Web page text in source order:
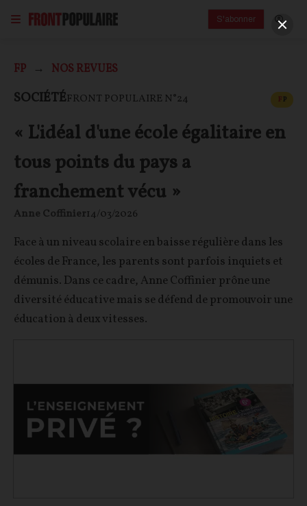
S'abonner
FP NOS REVUES
SOCIÉTÉFRONT POPULAIRE N°24 FP
« L'idéal d'une école égalitaire en
tous points du pays a
franchement vécu »
Anne Coffinier14/03/2026
Face à un niveau scolaire en baisse régulière dans les
écoles de France, les parents sont parfois inquiets et
démunis. Dans ce cadre, Anne Coffinier prône une
diversité éducative mais se défend de promouvoir une
éducation à deux vitesses.